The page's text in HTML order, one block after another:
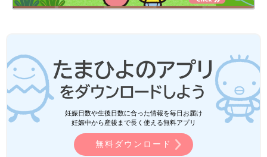
妊娠日数や生後日数に合った情報を毎日お届け
妊娠中から産後まで長く使える無料アプリ
無料ダウンロード